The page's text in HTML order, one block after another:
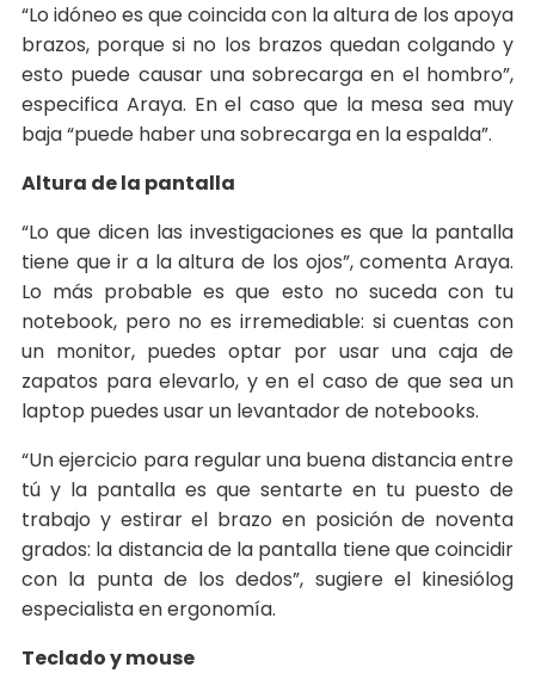
“Lo idóneo es que coincida con la altura de los apoya
brazos, porque si no los brazos quedan colgando y
esto puede causar una sobrecarga en el hombro”,
especifica Araya. En el caso que la mesa sea muy
baja “puede haber una sobrecarga en la espalda”.
Altura de la pantalla
“Lo que dicen las investigaciones es que la pantalla
tiene que ir a la altura de los ojos”, comenta Araya.
Lo más probable es que esto no suceda con tu
notebook, pero no es irremediable: si cuentas con
un monitor, puedes optar por usar una caja de
zapatos para elevarlo, y en el caso de que sea un
laptop puedes usar un levantador de notebooks.
“Un ejercicio para regular una buena distancia entre
tú y la pantalla es que sentarte en tu puesto de
trabajo y estirar el brazo en posición de noventa
grados: la distancia de la pantalla tiene que coincidir
con la punta de los dedos”, sugiere el kinesiólog
especialista en ergonomía.
Teclado y mouse